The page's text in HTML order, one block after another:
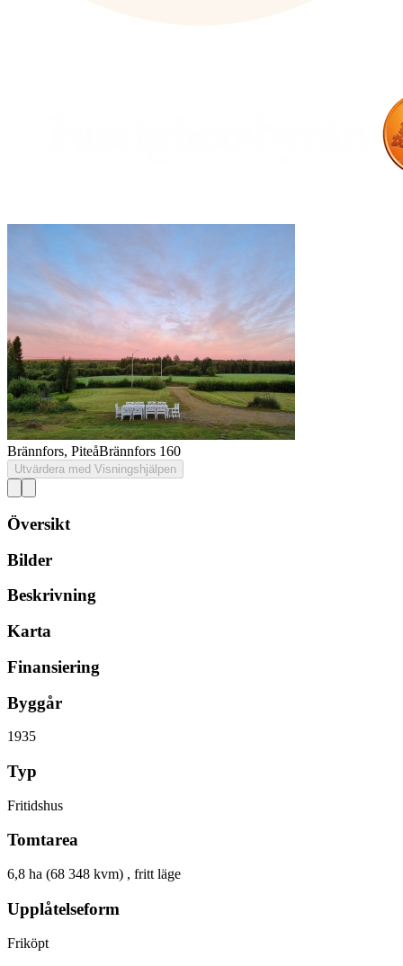
Brännfors, PiteåBrännfors 160
Utvärdera med Visningshjälpen
Översikt
Bilder
Beskrivning
Karta
Finansiering
Byggår
1935
Typ
Fritidshus
Tomtarea
6,8 ha (68 348 kvm) , fritt läge
Upplåtelseform
Friköpt